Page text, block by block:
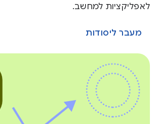
לאפליקציות למחשב.
מעבר ליסודות